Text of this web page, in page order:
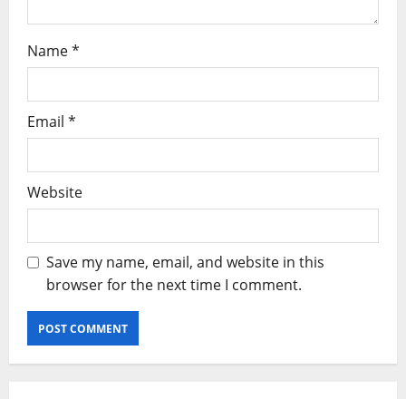
Name*
Email *
Website
Save my name, email, and website in this
browser for the next time I comment.